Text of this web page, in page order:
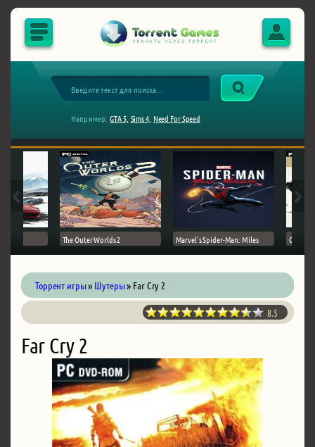
Например: GTA 5, Sims 4, Need For Speed
The Outer Worlds 2 Marvel's Spider-Man: Miles Ghost
Торрент игры» Шутеры» Far Cry 2
8.5
Far Cry 2